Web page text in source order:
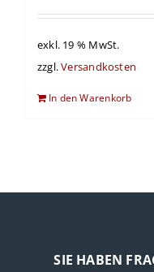
exkl. 19 % MwSt.
zzgl.Versandkosten
In den Warenkorb
SIE HABEN